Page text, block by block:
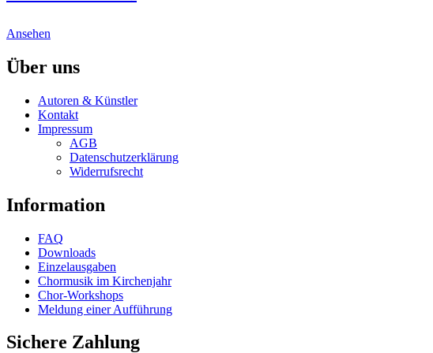
The
on
product
page
Ansehen
multiple
The
options
may
be
chosen
on
product
Über uns
Autoren & Künstler
Kontakt
Impressum
AGB
Datenschutzerklärung
Widerrufsrecht
Information
FAQ
Downloads
Einzelausgaben
Chormusik im Kirchenjahr
Chor-Workshops
Meldung einer Aufführung
Sichere Zahlung